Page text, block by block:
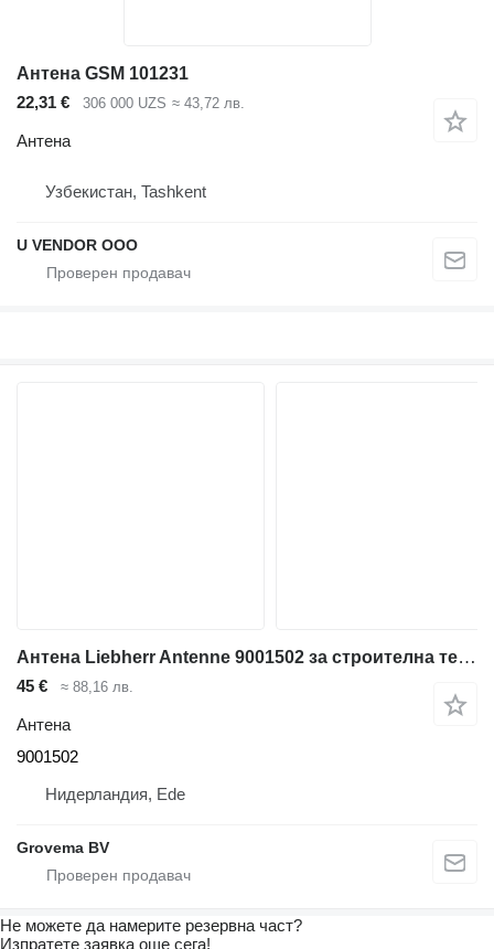
Антена GSM 101231
22,31 €
306 000 UZS ≈ 43,72 лв.
Антена
Узбекистан, Tashkent
U VENDOR OOO
Антена Liebherr Antenne 9001502 за строителна техника Liebherr L580 / L524 / L538
45 € ≈ 88,16 лв.
Антена
9001502
Нидерландия, Ede
Grovema BV
Не можете да намерите резервна част?
Изпратете заявка още сега!